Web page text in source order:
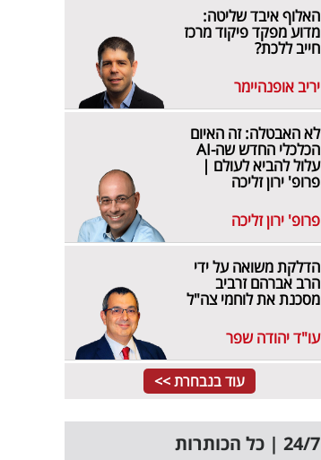
האלוף איבד שליטה:
מדוע מפקד פיקוד מרכז
חייב ללכת?
יריב אופנהיימר
לא האבטלה: זה האיום
הכלכלי החדש שה-AI
עלול להביא לעולם |
פרופ' ירון זליכה
פרופ' ירון זליכה
הדלקת משואה על ידי
הרב אברהם זרביב
מסכנת את לוחמי צה"ל
עו"ד יהודה שפר
עוד בנבחרת >>
24/7 | כל הכותרות